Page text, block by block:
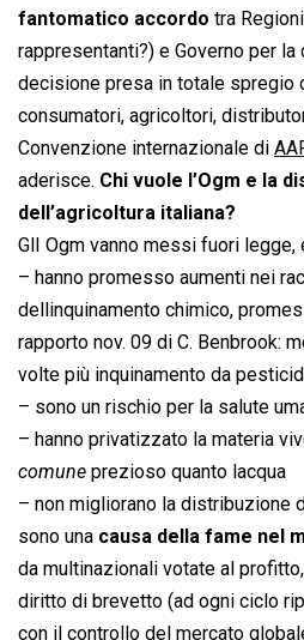
fantomatico accordo tra
rappresentanti?) e Governo per la
decisione presa in totale spregio
consumatori, agricoltori,
Convenzione internazionale di
aderisce. Chi vuole l’Ogm e la
dell’agricoltura italiana?
GlI Ogm vanno messi fuori legge,
– hanno promesso aumenti nei
dellinquinamento chimico,
rapporto nov. 09 di C. Benbrook:
volte più inquinamento da
– sono un rischio per la salute
– hanno privatizzato la materia
comune  prezioso quanto lacqua
– non migliorano la distribuzione
sono una causa della fame nel
da multinazionali votate al
diritto di brevetto (ad ogni ciclo
con il controllo del mercato